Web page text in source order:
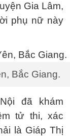
Gia Lâm,
phụ nữ này
Bắc Giang.
đã khám
tử thi, xác
là Giáp Thị